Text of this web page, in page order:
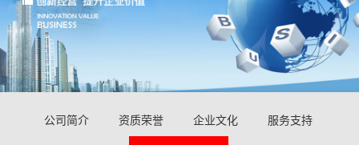
公司简介 资质荣誉 企业文化 服务支持